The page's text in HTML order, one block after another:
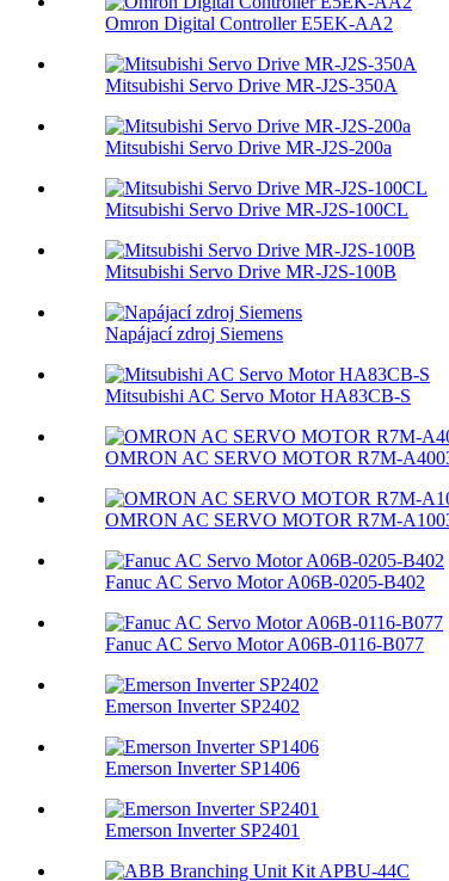
Omron Digital Controller E5EK-AA2
Mitsubishi Servo Drive MR-J2S-350A
Mitsubishi Servo Drive MR-J2S-200a
Mitsubishi Servo Drive MR-J2S-100CL
Mitsubishi Servo Drive MR-J2S-100B
Napájací zdroj Siemens
Mitsubishi AC Servo Motor HA83CB-S
OMRON AC SERVO MOTOR R7M-
OMRON AC SERVO MOTOR R7M-
Fanuc AC Servo Motor A06B-0205-B402
Fanuc AC Servo Motor A06B-0116-B077
Emerson Inverter SP2402
Emerson Inverter SP1406
Emerson Inverter SP2401